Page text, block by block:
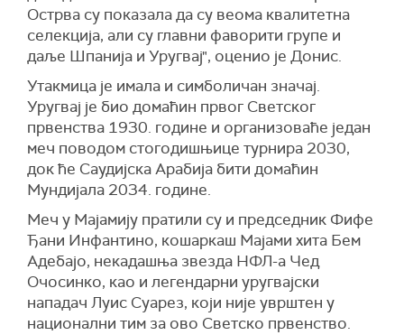
Острва су показала да су веома квалитетна
селекција, али су главни фаворити групе и
даље Шпанија и Уругвај", оценио је Донис.
Утакмица је имала и симболичан значај.
Уругвај је био домаћин првог Светског
првенства 1930. године и организоваће један
меч поводом стогодишњице турнира 2030,
док ће Саудијска Арабија бити домаћин
Мундијала 2034. године.
Меч у Мајамију пратили су и председник Фифе
Ђани Инфантино, кошаркаш Мајами хита Бем
Адебајо, некадашња звезда НФЛ-а Чед
Очосинко, као и легендарни уругвајски
нападач Луис Суарез, који није уврштен у
национални тим за ово Светско првенство.